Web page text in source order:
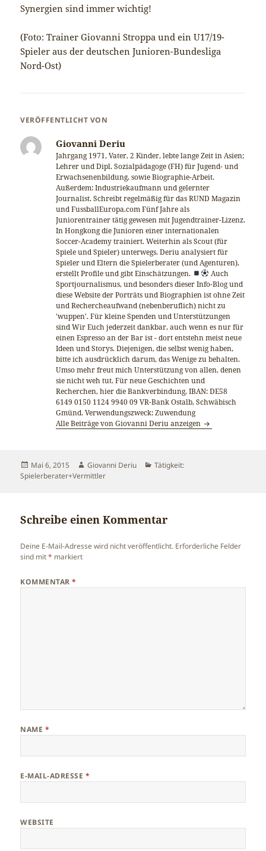
Synergien sind immer wichtig!
(Foto: Trainer Giovanni Stroppa und ein U17/19-
Spieler aus der deutschen Junioren-Bundesliga
Nord-Ost)
VERÖFFENTLICHT VON
Giovanni Deriu
Jahrgang 1971, Vater, 2 Kinder, lebte lange Zeit in Asien;
Lehrer und Dipl. Sozialpädagoge (FH) für Jugend- und
Erwachsenenbildung, sowie Biographie-Arbeit.
Außerdem: Industriekaufmann und gelernter
Journalist. Schreibt regelmäßig für das RUND Magazin
und FussballEuropa.com Fünf Jahre als
Juniorentrainer tätig gewesen mit Jugendtrainer-Lizenz.
In Hongkong die Junioren einer internationalen
Soccer-Academy trainiert. Weiterhin als Scout (für
Spiele und Spieler) unterwegs. Deriu analysiert für
Spieler und Eltern die Spielerberater (und Agenturen),
erstellt Profile und gibt Einschätzungen.
Auch
Sportjournalismus, und besonders dieser Info-Blog und
diese Website der Porträts und Biographien ist ohne Zeit
und Rechercheaufwand (nebenberuflich) nicht zu
'wuppen'. Für kleine Spenden und Unterstützungen
sind Wir Euch jederzeit dankbar, auch wenn es nur für
einen Espresso an der Bar ist - dort entstehn meist neue
Ideen und Storys. Diejenigen, die selbst wenig haben,
bitte ich ausdrücklich darum, das Wenige zu behalten.
Umso mehr freut mich Unterstützung von allen, denen
sie nicht weh tut. Für neue Geschichten und
Recherchen, hier die Bankverbindung, IBAN: DE58
6149 0150 1124 9940 09 VR-Bank Ostalb, Schwäbisch
Gmünd. Verwendungszweck: Zuwendung
Alle Beiträge von Giovanni Deriu anzeigen
Veröffentlicht
am
Mai 6, 2015 Autor
Giovanni Deriu Kategorien
Tätigkeit:
Spielerberater+Vermittler
Schreibe einen Kommentar
Deine E-Mail-Adresse wird nicht veröffentlicht. Erforderliche Felder
sind mit* markiert
KOMMENTAR*
NAME *
E-MAIL-ADRESSE *
WEBSITE